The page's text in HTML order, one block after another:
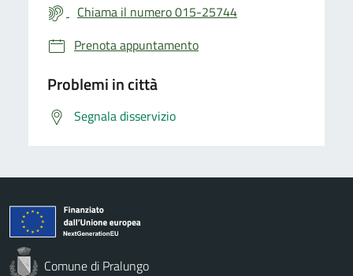
Chiama il numero 015-25744
Prenota appuntamento
Problemi in città
Segnala disservizio
Comune di Pralungo